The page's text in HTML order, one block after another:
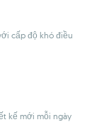
cấp độ khó điều
kế mới mỗi ngày